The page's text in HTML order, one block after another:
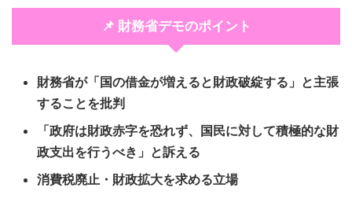
📌 財務省デモのポイント
財務省が「国の借金が増えると財政破綻する」と主張
することを批判
「政府は財政赤字を恐れず、国民に対して積極的な財
政支出を行うべき」と訴える
消費税廃止・財政拡大を求める立場